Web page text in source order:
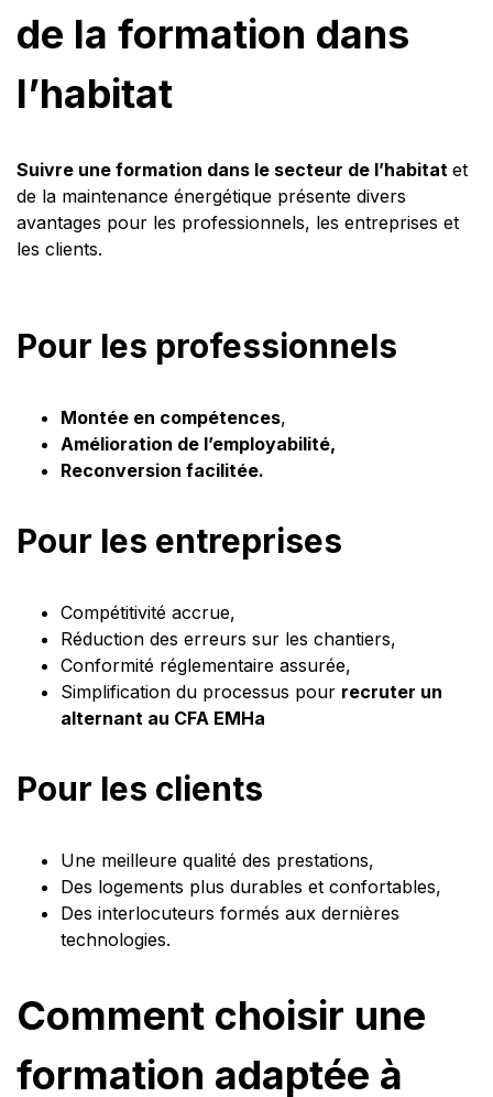
de la formation dans
l’habitat
Suivre une formation dans le secteur de l’habitat et
de la maintenance énergétique présente divers
avantages pour les professionnels, les entreprises et
les clients.
Pour les professionnels
Montée en compétences,
Amélioration de l’employabilité,
Reconversion facilitée.
Pour les entreprises
Compétitivité accrue,
Réduction des erreurs sur les chantiers,
Conformité réglementaire assurée,
Simplification du processus pour recruter un
alternant au CFA EMHa
Pour les clients
Une meilleure qualité des prestations,
Des logements plus durables et confortables,
Des interlocuteurs formés aux dernières
technologies.
Comment choisir une
formation adaptée à